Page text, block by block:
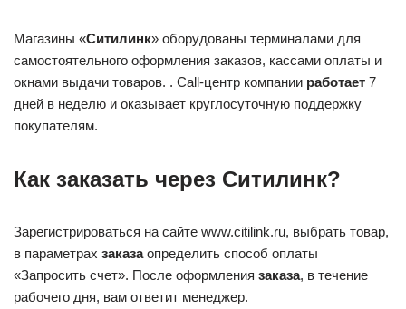
Магазины «Ситилинк» оборудованы терминалами для
самостоятельного оформления заказов, кассами оплаты и
окнами выдачи товаров. . Сall-центр компании работает 7
дней в неделю и оказывает круглосуточную поддержку
покупателям.
Как заказать через Ситилинк?
Зарегистрироваться на сайте www.citilink.ru, выбрать товар,
в параметрах заказаопределить способ оплаты
«Запросить счет». После оформления заказа, в течение
рабочего дня, вам ответит менеджер.